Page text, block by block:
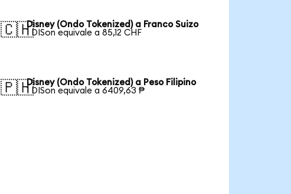
🇨🇭Disney (Ondo Tokenized) a Franco Suizo
1 DISon equivale a 85,12 CHF
🇵🇭Disney (Ondo Tokenized) a Peso Filipino
1 DISon equivale a 6409,63 ₱